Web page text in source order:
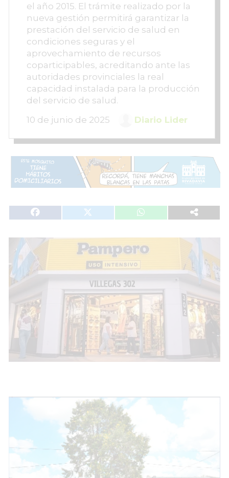
el año 2015. El trámite realizado por la
nueva gestión permitirá garantizar la
prestación del servicio de salud en
condiciones seguras y el
aprovechamiento de recursos
coparticipables, acreditando ante las
autoridades provinciales la real
capacidad instalada para la producción
del servicio de salud.
10 de junio de 2025
Diario Lider